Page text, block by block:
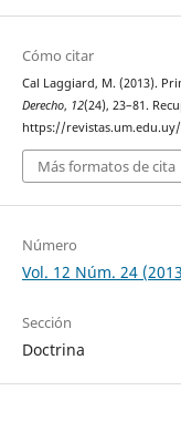
Cómo citar
Cal Laggiard, M. (2013).
Derecho, 12(24), 23–81.
https://
Más formatos de cita
Número
Vol. 12 Núm. 24
Sección
Doctrina